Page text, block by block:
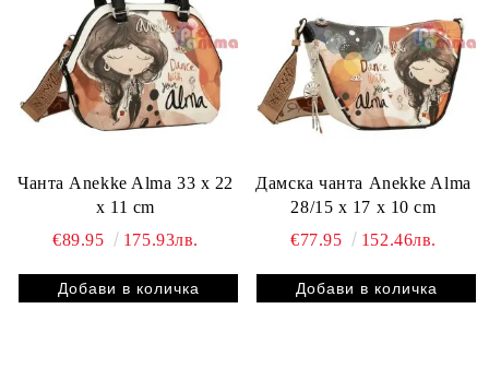
Чанта Anekke Alma 33 x 22
x 11 cm
€89.95
175.93лв.
Дамска чанта Anekke Alma
28/15 x 17 x 10 cm
€77.95
152.46лв.